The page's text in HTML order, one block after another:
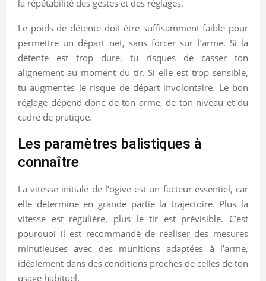
la répétabilité des gestes et des réglages.
Le poids de détente doit être suffisamment faible pour
permettre un départ net, sans forcer sur l’arme. Si la
détente est trop dure, tu risques de casser ton
alignement au moment du tir. Si elle est trop sensible,
tu augmentes le risque de départ involontaire. Le bon
réglage dépend donc de ton arme, de ton niveau et du
cadre de pratique.
Les paramètres balistiques à
connaître
La vitesse initiale de l’ogive est un facteur essentiel, car
elle détermine en grande partie la trajectoire. Plus la
vitesse est régulière, plus le tir est prévisible. C’est
pourquoi il est recommandé de réaliser des mesures
minutieuses avec des munitions adaptées à l’arme,
idéalement dans des conditions proches de celles de ton
usage habituel.